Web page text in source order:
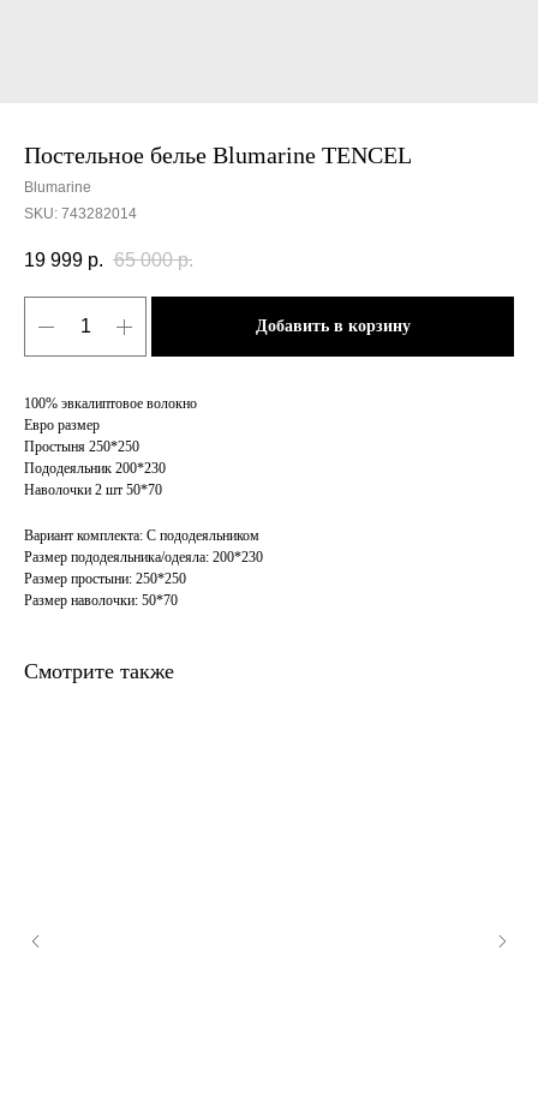
Постельное белье Blumarine TENCEL
Blumarine
SKU: 743282014
19 999 р. 65 000 р.
Добавить в корзину
100% эвкалиптовое волокно
Евро размер
Простыня 250*250
Пододеяльник 200*230
Наволочки 2 шт 50*70
Вариант комплекта: С пододеяльником
Размер пододеяльника/одеяла: 200*230
Размер простыни: 250*250
Размер наволочки: 50*70
Смотрите также